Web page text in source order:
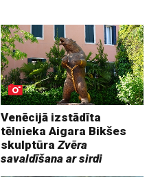
Venēcijā izstādīta
tēlnieka Aigara Bikšes
skulptūraZvēra
savaldīšana ar sirdi